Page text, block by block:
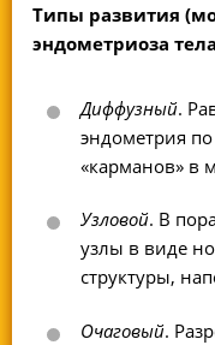
Типы развития
эндометриоза
Диффузный.
эндометрия
«карманов» в
Узловой. В
узлы в виде
структуры,
Очаговый.